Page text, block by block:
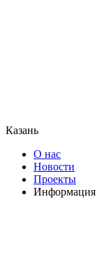
Казань
О нас
Новости
Проекты
Информация